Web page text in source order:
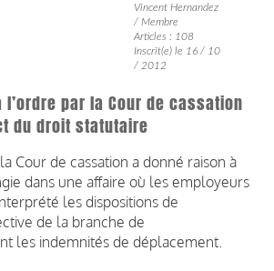
Vincent Hernandez
/ Membre
Articles : 108
Inscrit(e) le 16 / 10
/ 2012
l’ordre par la Cour de cassation
du droit statutaire
Cour de cassation a donné raison à
dans une affaire où les employeurs
les dispositions de
de la branche de
les indemnités de déplacement.